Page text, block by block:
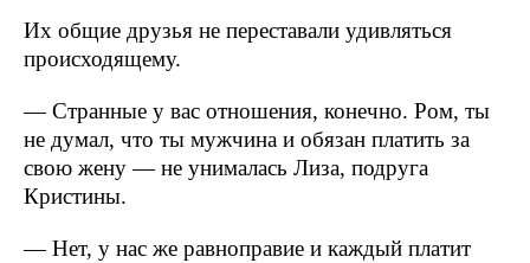
Их общие друзья не переставали удивляться
происходящему.
— Странные у вас отношения, конечно. Ром, ты
не думал, что ты мужчина и обязан платить за
свою жену — не унималась Лиза, подруга
Кристины.
— Нет, у нас же равноправие и каждый платит